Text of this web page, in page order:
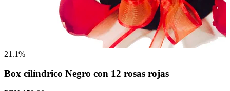
21.1%
Box cilíndrico Negro con 12 rosas rojas